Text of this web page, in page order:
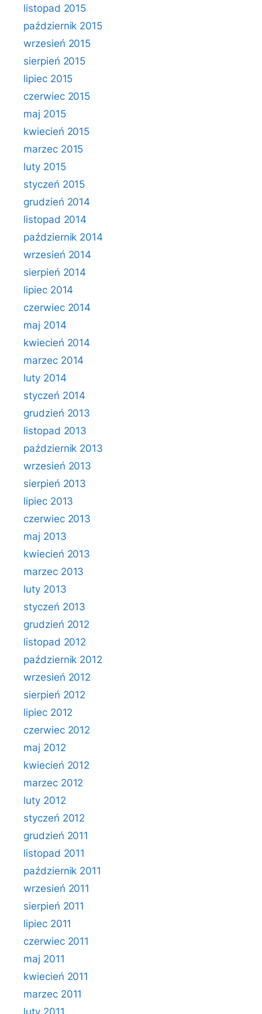
listopad 2015
październik 2015
wrzesień 2015
sierpień 2015
lipiec 2015
czerwiec 2015
maj 2015
kwiecień 2015
marzec 2015
luty 2015
styczeń 2015
grudzień 2014
listopad 2014
październik 2014
wrzesień 2014
sierpień 2014
lipiec 2014
czerwiec 2014
maj 2014
kwiecień 2014
marzec 2014
luty 2014
styczeń 2014
grudzień 2013
listopad 2013
październik 2013
wrzesień 2013
sierpień 2013
lipiec 2013
czerwiec 2013
maj 2013
kwiecień 2013
marzec 2013
luty 2013
styczeń 2013
grudzień 2012
listopad 2012
październik 2012
wrzesień 2012
sierpień 2012
lipiec 2012
czerwiec 2012
maj 2012
kwiecień 2012
marzec 2012
luty 2012
styczeń 2012
grudzień 2011
listopad 2011
październik 2011
wrzesień 2011
sierpień 2011
lipiec 2011
czerwiec 2011
maj 2011
kwiecień 2011
marzec 2011
luty 2011